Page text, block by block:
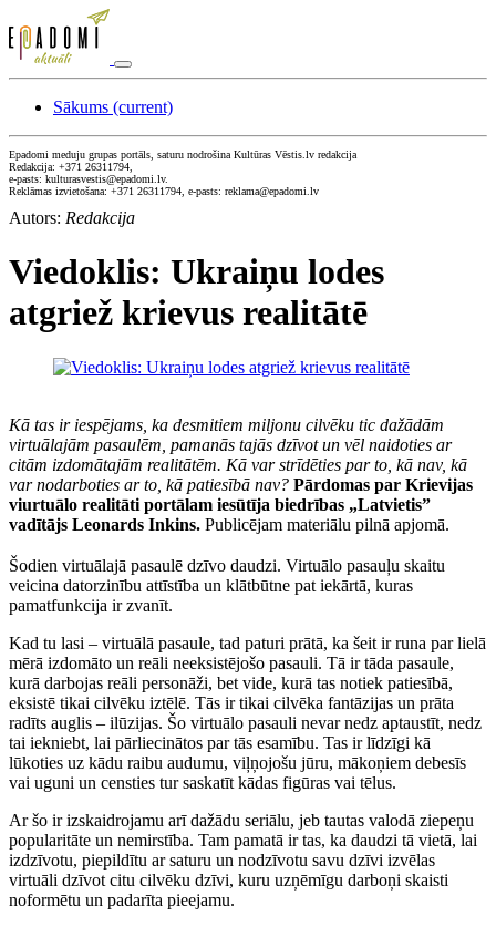
Sākums (current)
Epadomi meduju grupas portāls, saturu nodrošina Kultūras Vēstis.lv redakcija
Redakcija: +371 26311794,
e-pasts: kulturasvestis@epadomi.lv.
Reklāmas izvietošana: +371 26311794, e-pasts: reklama@epadomi.lv
Autors: Redakcija
Viedoklis: Ukraiņu lodes
atgriež krievus realitātē
Kā tas ir iespējams, ka desmitiem miljonu cilvēku tic dažādām
virtuālajām pasaulēm, pamanās tajās dzīvot un vēl naidoties ar
citām izdomātajām realitātēm. Kā var strīdēties par to, kā nav, kā
var nodarboties ar to, kā patiesībā nav? Pārdomas par Krievijas
viurtuālo realitāti portālam iesūtīja biedrības „Latvietis”
vadītājs Leonards Inkins. Publicējam materiālu pilnā apjomā.
Šodien virtuālajā pasaulē dzīvo daudzi. Virtuālo pasauļu skaitu
veicina datorzinību attīstība un klātbūtne pat iekārtā, kuras
pamatfunkcija ir zvanīt.
Kad tu lasi – virtuālā pasaule, tad paturi prātā, ka šeit ir runa par lielā
mērā izdomāto un reāli neeksistējošo pasauli. Tā ir tāda pasaule,
kurā darbojas reāli personāži, bet vide, kurā tas notiek patiesībā,
eksistē tikai cilvēku iztēlē. Tās ir tikai cilvēka fantāzijas un prāta
radīts auglis – ilūzijas. Šo virtuālo pasauli nevar nedz aptaustīt, nedz
tai iekniebt, lai pārliecinātos par tās esamību. Tas ir līdzīgi kā
lūkoties uz kādu raibu audumu, viļņojošu jūru, mākoņiem debesīs
vai uguni un censties tur saskatīt kādas figūras vai tēlus.
Ar šo ir izskaidrojamu arī dažādu seriālu, jeb tautas valodā ziepeņu
popularitāte un nemirstība. Tam pamatā ir tas, ka daudzi tā vietā, lai
izdzīvotu, piepildītu ar saturu un nodzīvotu savu dzīvi izvēlas
virtuāli dzīvot citu cilvēku dzīvi, kuru uzņēmīgu darboņi skaisti
noformētu un padarīta pieejamu.